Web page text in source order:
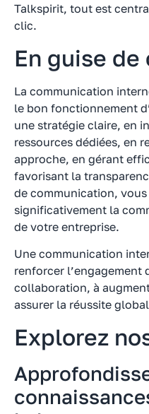
Talkspirit, tout est
clic.
En guise
La communication
le bon fonctionnement
une stratégie claire, en
ressources dédiées, en
approche, en gérant
favorisant la
de communication,
significativement la
de votre entreprise.
Une communication
renforcer l’engagement
collaboration, à
assurer la réussite
Explorez